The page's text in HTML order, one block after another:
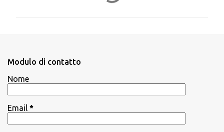
i
Modulo di contatto
Nome
Email *